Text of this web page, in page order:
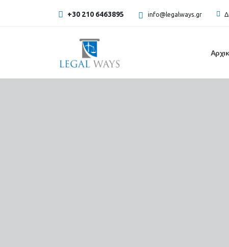
+30 210 6463895 info@legalways.gr